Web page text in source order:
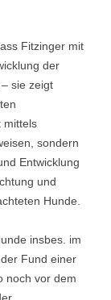
Fitzinger mit
der
sie zeigt
mittels
sondern
Entwicklung
und
Hunde.
insbes. im
Fund einer
noch vor dem